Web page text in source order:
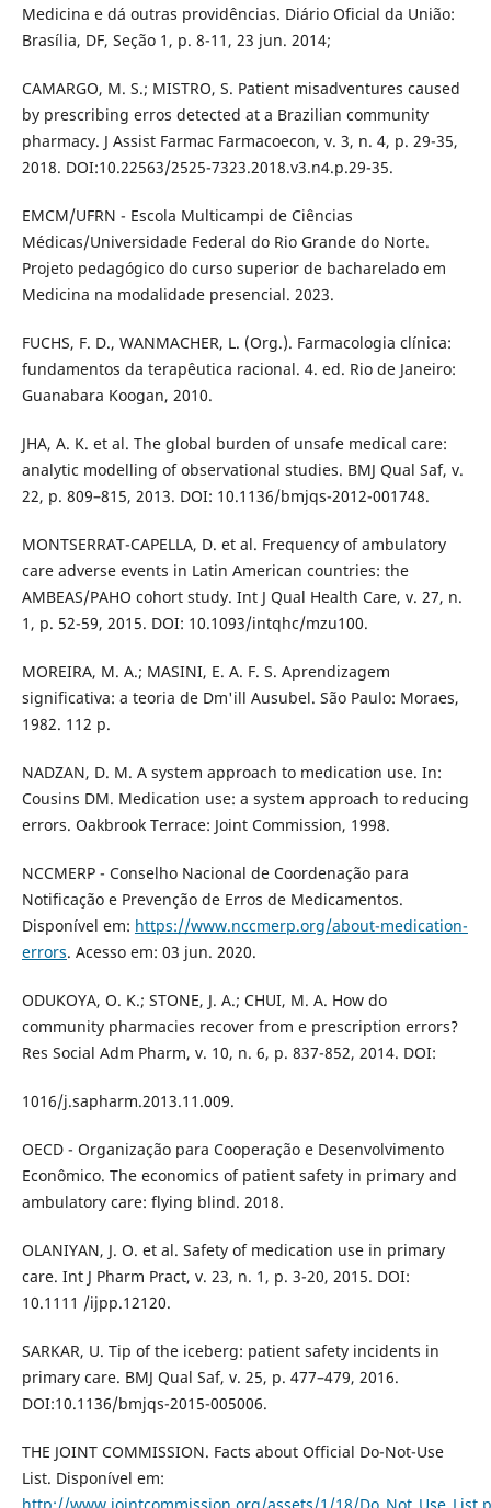
Medicina e dá outras providências. Diário Oficial da União:
Brasília, DF, Seção 1, p. 8-11, 23 jun. 2014;
CAMARGO, M. S.; MISTRO, S. Patient misadventures caused
by prescribing erros detected at a Brazilian community
pharmacy. J Assist Farmac Farmacoecon, v. 3, n. 4, p. 29-35,
2018. DOI:10.22563/2525-7323.2018.v3.n4.p.29-35.
EMCM/UFRN - Escola Multicampi de Ciências
Médicas/Universidade Federal do Rio Grande do Norte.
Projeto pedagógico do curso superior de bacharelado em
Medicina na modalidade presencial. 2023.
FUCHS, F. D., WANMACHER, L. (Org.). Farmacologia clínica:
fundamentos da terapêutica racional. 4. ed. Rio de Janeiro:
Guanabara Koogan, 2010.
JHA, A. K. et al. The global burden of unsafe medical care:
analytic modelling of observational studies. BMJ Qual Saf, v.
22, p. 809–815, 2013. DOI: 10.1136/bmjqs-2012-001748.
MONTSERRAT-CAPELLA, D. et al. Frequency of ambulatory
care adverse events in Latin American countries: the
AMBEAS/PAHO cohort study. Int J Qual Health Care, v. 27, n.
1, p. 52-59, 2015. DOI: 10.1093/intqhc/mzu100.
MOREIRA, M. A.; MASINI, E. A. F. S. Aprendizagem
significativa: a teoria de Dm'ill Ausubel. São Paulo: Moraes,
1982. 112 p.
NADZAN, D. M. A system approach to medication use. In:
Cousins DM. Medication use: a system approach to reducing
errors. Oakbrook Terrace: Joint Commission, 1998.
NCCMERP - Conselho Nacional de Coordenação para
Notificação e Prevenção de Erros de Medicamentos.
Disponível em: https://www.nccmerp.org/about-medication-
errors. Acesso em: 03 jun. 2020.
ODUKOYA, O. K.; STONE, J. A.; CHUI, M. A. How do
community pharmacies recover from e prescription errors?
Res Social Adm Pharm, v. 10, n. 6, p. 837-852, 2014. DOI:
1016/j.sapharm.2013.11.009.
OECD - Organização para Cooperação e Desenvolvimento
Econômico. The economics of patient safety in primary and
ambulatory care: flying blind. 2018.
OLANIYAN, J. O. et al. Safety of medication use in primary
care. Int J Pharm Pract, v. 23, n. 1, p. 3-20, 2015. DOI:
10.1111 /ijpp.12120.
SARKAR, U. Tip of the iceberg: patient safety incidents in
primary care. BMJ Qual Saf, v. 25, p. 477–479, 2016.
DOI:10.1136/bmjqs-2015-005006.
THE JOINT COMMISSION. Facts about Official Do-Not-Use
List. Disponível em: